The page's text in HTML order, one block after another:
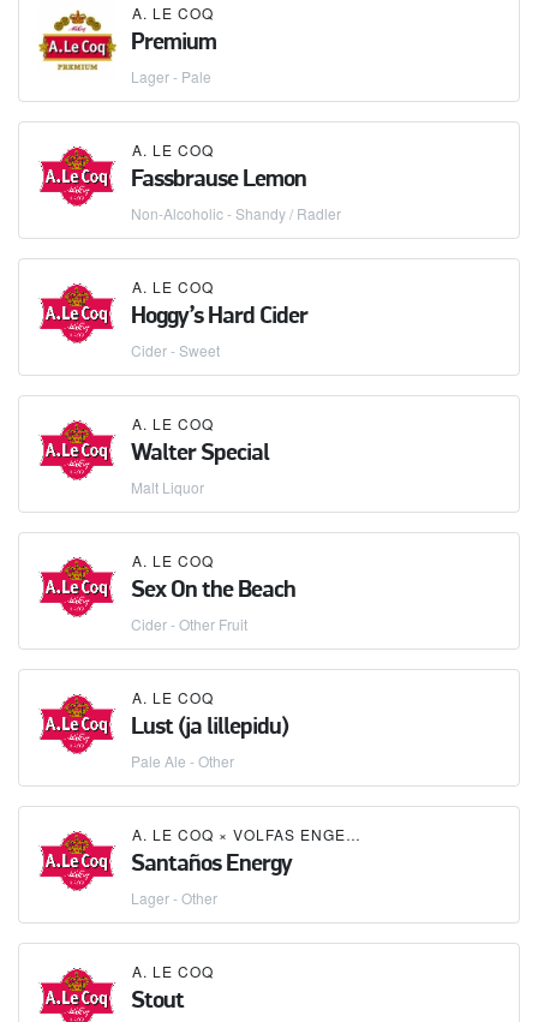
A. LE COQ
Premium
Lager - Pale
A. LE COQ
Fassbrause Lemon
Non-Alcoholic - Shandy / Radler
A. LE COQ
Hoggy’s Hard Cider
Cider - Sweet
A. LE COQ
Walter Special
Malt Liquor
A. LE COQ
Sex On the Beach
Cider - Other Fruit
A. LE COQ
Lust (ja lillepidu)
Pale Ale - Other
A. LE COQ × VOLFAS ENGELMAN
Santaños Energy
Lager - Other
A. LE COQ
Stout